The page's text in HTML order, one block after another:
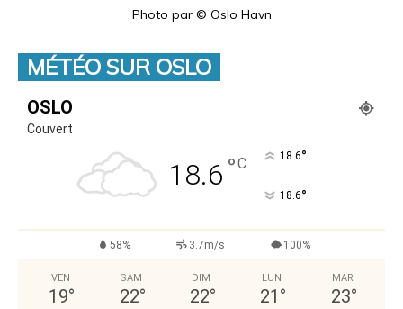
Photo par © Oslo Havn
MÉTÉO SUR OSLO
OSLO
Couvert
18.6 °C 18.6°
18.6°
58% 3.7m/s 100%
VEN
19°
SAM
22°
DIM
22°
LUN
21 °
MAR
23°